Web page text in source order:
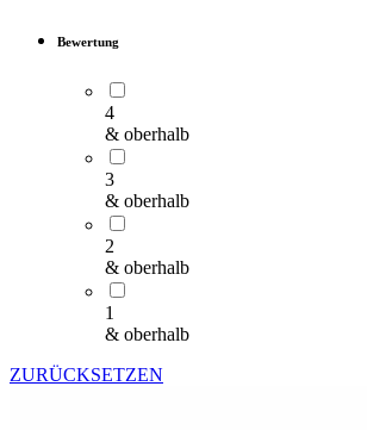
Bewertung
4
& oberhalb
3
& oberhalb
2
& oberhalb
1
& oberhalb
ZURÜCKSETZEN